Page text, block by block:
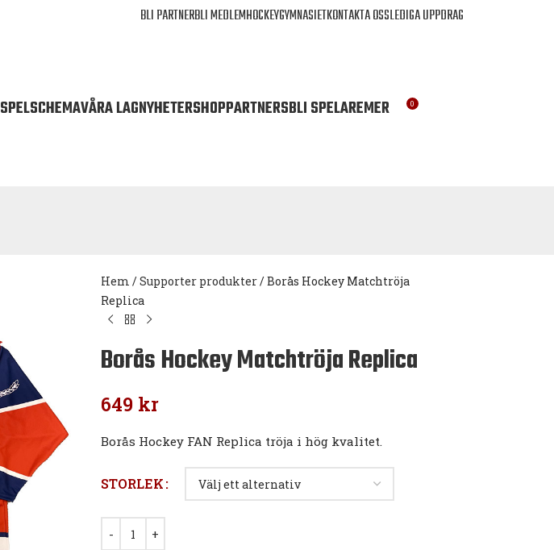
BLI PARTNERBLI MEDLEMHOCKEYGYMNASIETKONTAKTA OSSLEDIGA UPPDRAG
SPELSCHEMAVÅRA LAGNYHETERSHOPPARTNERSBLI SPELAREMER 0
Hem /Supporter produkter/Borås Hockey Matchtröja
Replica
Borås Hockey Matchtröja Replica
649 kr
Borås Hockey FAN Replica tröja i hög kvalitet.
STORLEK